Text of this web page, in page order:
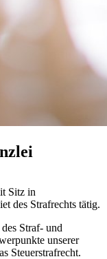
Sitz in
des Strafrechts tätig.
Straf- und
unserer
Steuerstrafrecht.